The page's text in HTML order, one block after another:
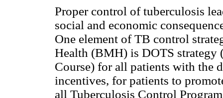
Proper control of tuberculosis
social and economic
One element of TB control
Health (BMH) is DOTS strategy
Course) for all patients with the
incentives, for patients to
all Tuberculosis Control